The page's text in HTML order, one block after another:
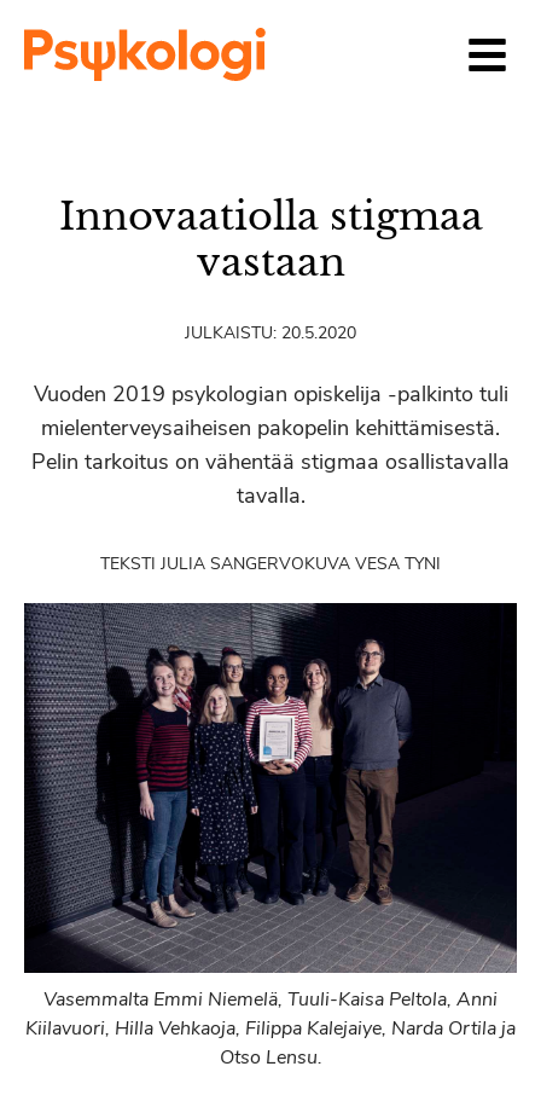
Innovaatiolla stigmaa
vastaan
JULKAISTU: 20.5.2020
Vuoden 2019 psykologian opiskelija -palkinto tuli
mielenterveysaiheisen pakopelin kehittämisestä.
Pelin tarkoitus on vähentää stigmaa osallistavalla
tavalla.
TEKSTI JULIA SANGERVOKUVA VESA TYNI
Vasemmalta Emmi Niemelä, Tuuli-Kaisa Peltola, Anni
Kiilavuori, Hilla Vehkaoja, Filippa Kalejaiye, Narda Ortila ja
Otso Lensu.